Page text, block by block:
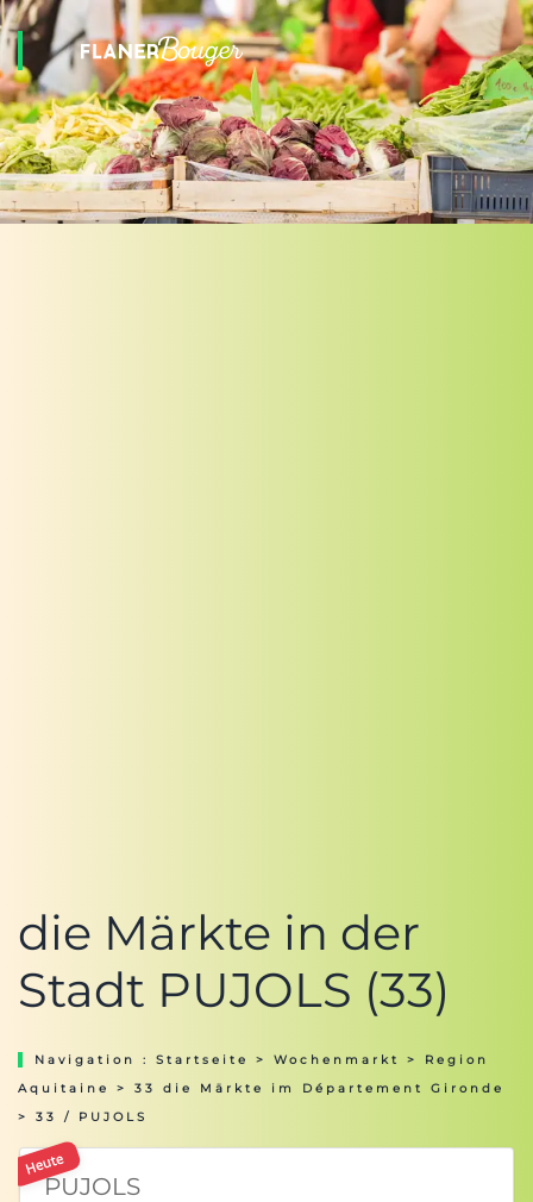
die Märkte in der
Stadt PUJOLS (33)
Navigation : Startseite > Wochenmarkt > Region
Aquitaine
> 33 die Märkte im Département Gironde
> 33 / PUJOLS
Heute
PUJOLS